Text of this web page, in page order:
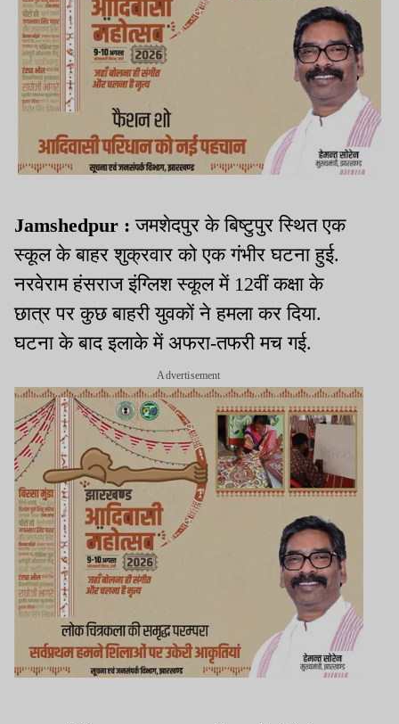
Jamshedpur :जमशेदपुर के बिष्टुपुर स्थित एक
स्कूल के बाहर शुक्रवार को एक गंभीर घटना हुई.
नरवेराम हंसराज इंग्लिश स्कूल में 12वीं कक्षा के
छात्र पर कुछ बाहरी युवकों ने हमला कर दिया.
घटना के बाद इलाके में अफरा-तफरी मच गई.
Advertisement